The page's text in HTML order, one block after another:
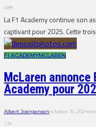
499
La F1 Academy continue son
captivant pour 2025. Cette
F1 ACADEMYMCLAREN
McLaren annonce
Academy pour
Albert Joergensenoctobre 15, 2024
1.1k